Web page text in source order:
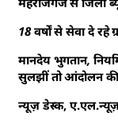
18 वर्षों से सेवा दे रहे
मानदेय भुगतान,
सुलझीं तो आंदोलन की
न्यूज़ डेस्क,